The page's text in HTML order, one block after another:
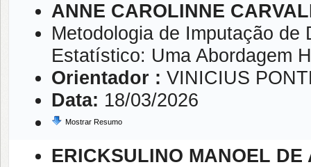
ANNE CAROLINNE
Metodologia de Imputação de
Estatístico: Uma Abordagem
Orientador : VINICIUS
Data: 18/03/2026
Mostrar Resumo
ERICKSULINO MANOEL DE